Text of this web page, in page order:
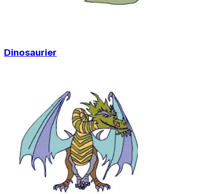
Dinosaurier